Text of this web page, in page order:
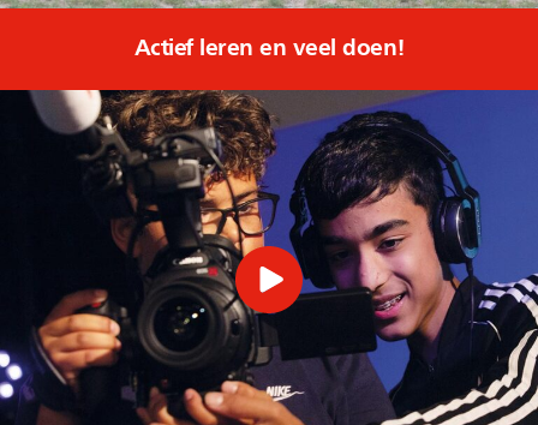
Actief leren en veel doen!